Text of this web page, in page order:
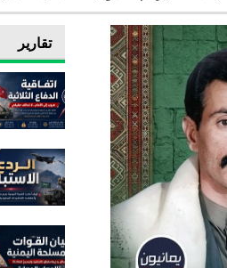
تقارير